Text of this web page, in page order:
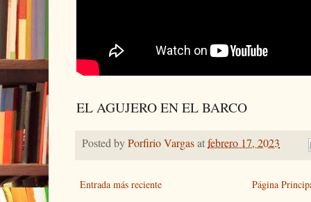
EL AGUJERO EN EL BARCO
Posted byPorfirio Vargasatfebrero 17, 2023
Entrada más reciente Página